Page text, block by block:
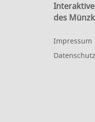
des
Impressum